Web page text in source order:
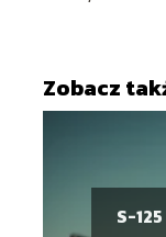
Zobacz
S-